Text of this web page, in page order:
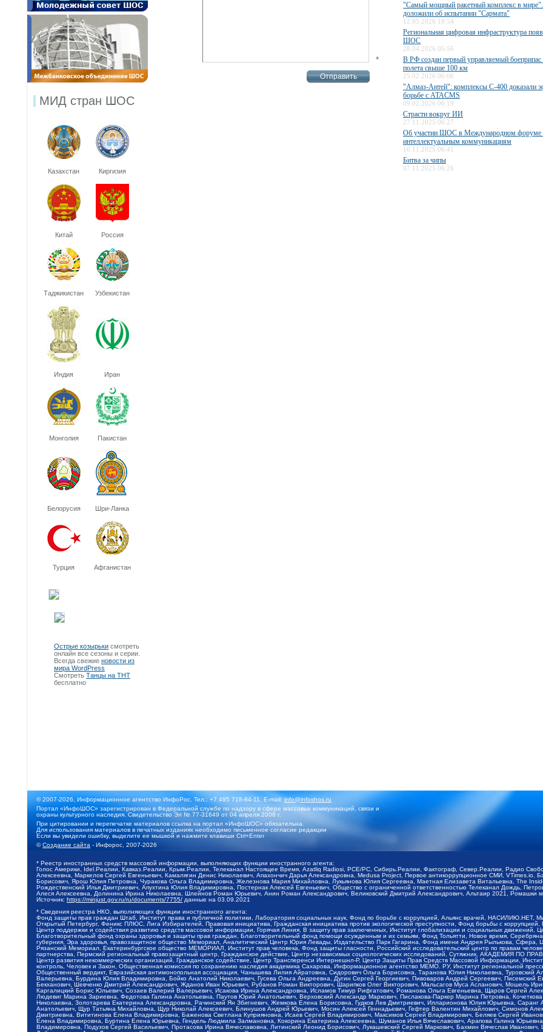
МИД стран ШОС
Казахстан Киргизия
Китай Россия
Таджикистан Узбекистан
Индия Иран
Монголия Пакистан
Белорусия Шри-Ланка
Турция Афганистан
Острые козырьки смотреть
онлайн все сезоны и серии.
Всегда свежие новости из
мира WordPress
Смотреть Танцы на ТНТ
бесплатно
*
"Самый мощный ракетный комплекс в
доложили об испытании "Сармата"
12.05.2026 18:54
Региональная цифровая инфраструктура
ШОС
28.04.2026 05:56
В РФ создан первый управляемый боеприпас
полета свыше 100 км
25.02.2026 06:06
"Алмаз-Антей": комплексы С-400 доказали
борьбе с ATACMS
09.02.2026 06:19
Страсти вокруг ИИ
27.11.2025 06:27
Об участии ШОС в Международном форуме
интеллектуальным коммуникациям
10.11.2025 06:41
Битва за чипы
07.11.2025 06:26
© 2007-2026, Информационное агентство ИнфоРос. Тел.: +7 495 718-84-11, E-mail:info@infoshos.ru
Портал «ИнфоШОС» зарегистрирован в Федеральной службе по надзору в сфере массовых коммуникаций, связи и
охраны культурного наследия. Свидетельство Эл № 77-31649 от 04 апреля 2008 г.
При цитировании и перепечатке материалов ссылка на портал «ИнфоШОС» обязательна.
Для использования материалов в печатных изданиях необходимо письменное согласие редакции
Если вы увидели ошибку, выделите ее мышкой и нажмите клавиши Ctrl+Enter
©Создание сайта - Инфорос, 2007-2026
* Реестр иностранных средств массовой информации, выполняющих функции иностранного агента:
Голос Америки, Idel.Реалии, Кавказ.Реалии, Крым.Реалии, Телеканал Настоящее Время, Azatliq Radiosi, PCE/PC, Сибирь.Реалии, Фактограф, Север.Реалии, Радио
Алексеевна, Маркелов Сергей Евгеньевич, Камалягин Денис Николаевич, Апахончич Дарья Александровна, Medusa Project, Первое антикоррупционное СМИ,
Борисович, Ярош Юлия Петровна, Чуракова Ольга Владимировна, Железнова Мария Михайловна, Лукьянова Юлия Сергеевна, Маетная Елизавета Витальевна, The
Рождественский Илья Дмитриевич, Апухтина Юлия Владимировна, Постернак Алексей Евгеньевич, Общество с ограниченной ответственностью Телеканал Дождь,
Алеся Алексеевна, Долинина Ирина Николаевна, Шлейнов Роман Юрьевич, Анин Роман Александрович, Великовский Дмитрий Александрович, Альтаир 2021, Ромашки
Источник: https://minjust.gov.ru/ru/documents/7755/ данные на 03.09.2021
* Сведения реестра НКО, выполняющих функции иностранного агента:
Фонд защиты прав граждан Штаб, Институт права и публичной политики, Лаборатория социальных наук, Фонд по борьбе с коррупцией, Альянс врачей,
Открытый Петербург, Феникс ПЛЮС, Лига Избирателей, Правовая инициатива, Гражданская инициатива против экологической преступности, Фонд борьбы с
Центр поддержки и содействия развитию средств массовой информации, Горячая Линия, В защиту прав заключенных, Институт глобализации и социальных
Благотворительный фонд охраны здоровья и защиты прав граждан, Благотворительный фонд помощи осужденным и их семьям, Фонд Тольятти, Новое время,
губерния, Эра здоровья, правозащитное общество Мемориал, Аналитический Центр Юрия Левады, Издательство Парк Гагарина, Фонд имени Андрея Рылькова,
Рязанский Мемориал, Екатеринбургское общество МЕМОРИАЛ, Институт прав человека, Фонд защиты гласности, Российский исследовательский центр по правам
партнерства, Пермский региональный правозащитный центр, Гражданское действие, Центр независимых социологических исследований, Сутяжник, АКАДЕМИЯ ПО
Центр развития некоммерческих организаций, Гражданское содействие, Центр Трансперенси Интернешнл-Р, Центр Защиты Прав Средств Массовой Информации,
контроль, Человек и Закон, Общественная комиссия по сохранению наследия академика Сахарова, Информационное агентство МЕМО. РУ, Институт региональной
Общественный вердикт, Евразийская антимонопольная ассоциация, Чанышева Лилия Айратовна, Сидорович Ольга Борисовна, Таранова Юлия Николаевна, Туровский
Валерьевна, Бурдина Юлия Владимировна, Бойко Анатолий Николаевич, Гусева Ольга Андреевна, Дугин Сергей Георгиевич, Пивоваров Андрей Сергеевич, Писемский
Бекханович, Шевченко Дмитрий Александрович, Жданов Иван Юрьевич, Рубанов Роман Викторович, Шарипков Олег Викторович, Мальсагов Муса Асланович, Мошель
Каргалицкий Борис Юльевич, Созаев Валерий Валерьевич, Исакова Ирина Александровна, Исламов Тимур Рифгатович, Романова Ольга Евгеньевна, Щаров Сергей
Людевиг Марина Зариевна, Федотова Галина Анатольевна, Паутов Юрий Анатольевич, Верховский Александр Маркович, Пислакова-Паркер Марина Петровна,
Николаевна, Золотарева Екатерина Александровна, Рачинский Ян Збигневич, Жемкова Елена Борисовна, Гудков Лев Дмитриевич, Илларионова Юлия Юрьевна,
Анатольевич, Щур Татьяна Михайловна, Щур Николай Алексеевич, Блинушов Андрей Юрьевич, Мосин Алексей Геннадьевич, Гефтер Валентин Михайлович, Симонов
Дмитриевна, Вититинова Елена Владимировна, Баженова Светлана Куприяновна, Исаев Сергей Владимирович, Максимов Сергей Владимирович, Беляев Сергей
Елена Владимировна, Буртина Елена Юрьевна, Гендель Людмила Залмановна, Кокорина Екатерина Алексеевна, Шуманов Илья Вячеславович, Арапова Галина
Владимировна, Подузов Сергей Васильевич, Протасова Ирина Вячеславовна, Литинский Леонид Борисович, Лукашевский Сергей Маркович, Бахмин Вячеслав